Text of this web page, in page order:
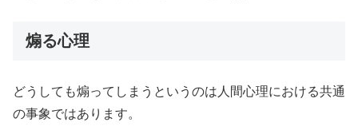
煽る心理
どうしても煽ってしまうというのは人間心理における共通
の事象ではあります。